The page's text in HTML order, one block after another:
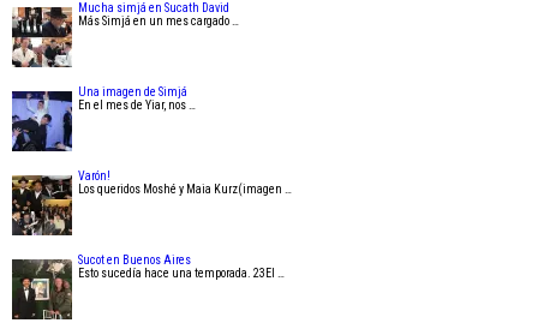
Mucha simjá en Sucath David
Más Simjá en un mes cargado …
Una imagen de Simjá
En el mes de Yiar, nos …
Varón!
Los queridos Moshé y Maia Kurz(imagen …
Sucot en Buenos Aires
Esto sucedía hace una temporada. 23El …